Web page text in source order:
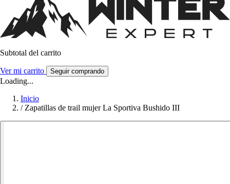
Subtotal del carrito
Ver mi carrito Seguir comprando
Loading...
Inicio
/ Zapatillas de trail mujer La Sportiva Bushido III